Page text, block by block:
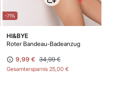
-71%
HI&BYE
Roter Bandeau-Badeanzug
9,99 € 34,99 €
Gesamtersparnis 25,00 €